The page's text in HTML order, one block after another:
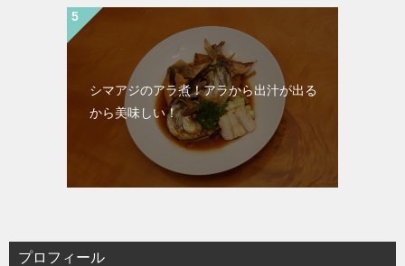
シマアジのアラ煮！アラから出汁が出る
から美味しい！
プロフィール